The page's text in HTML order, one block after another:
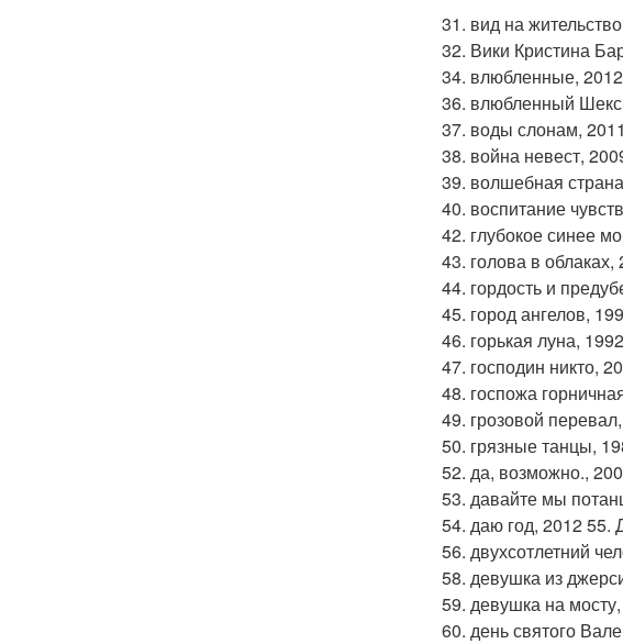
31. вид на
32. Вики Кристина
34. влюбленные,
36. влюбленный
37. воды слонам,
38. война невест,
39. волшебная
40. воспитание
42. глубокое синее
43. голова в облаках,
44. гордость и
45. город ангелов,
46. горькая луна,
47. господин никто,
48. госпожа
49. грозовой
50. грязные танцы,
52. да, возможно.,
53. давайте мы
54. даю год, 2012 55.
56. двухсотлетний
58. девушка из
59. девушка на
60. день святого